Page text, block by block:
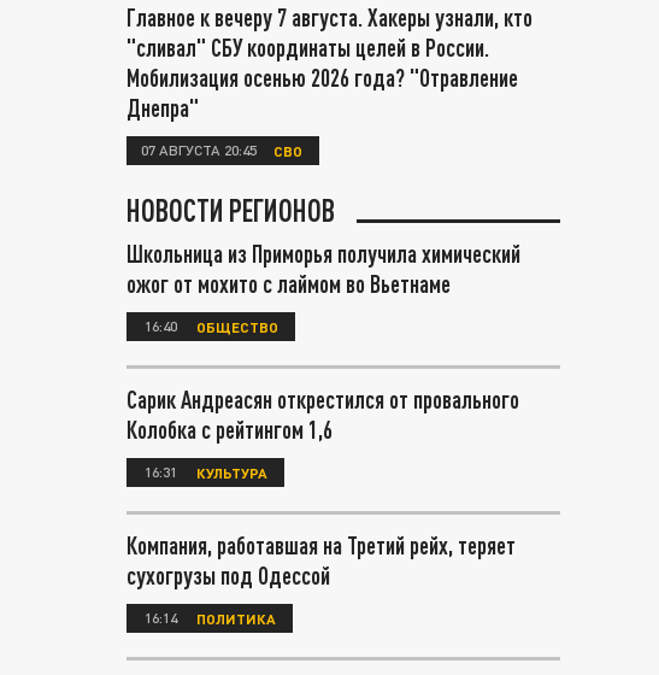
Главное к вечеру 7 августа. Хакеры узнали, кто
"сливал" СБУ координаты целей в России.
Мобилизация осенью 2026 года? "Отравление
Днепра"
07 АВГУСТА 20:45 СВО
НОВОСТИ РЕГИОНОВ
Школьница из Приморья получила химический
ожог от мохито с лаймом во Вьетнаме
16:40 ОБЩЕСТВО
Сарик Андреасян открестился от провального
Колобка с рейтингом 1,6
16:31 КУЛЬТУРА
Компания, работавшая на Третий рейх, теряет
сухогрузы под Одессой
16:14 ПОЛИТИКА